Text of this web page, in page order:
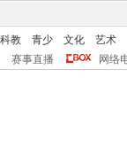
科教 青少 文化
艺术
赛事直播 网络